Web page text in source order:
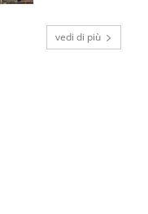
vedi di più